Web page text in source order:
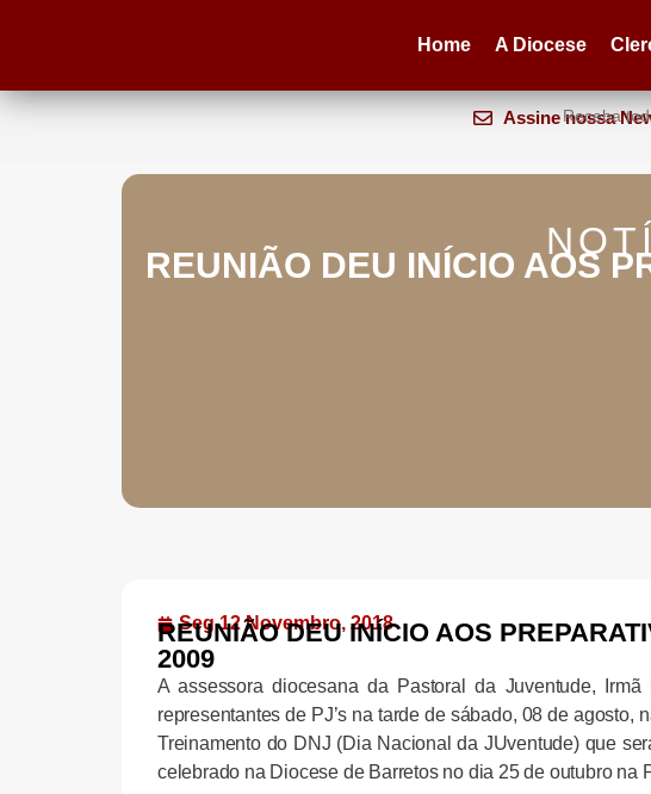
Home A Diocese
Assine nossa
Receba
REUNIÃO DEU INÍCIO AOS
Seg 12 Novembro, 2018
REUNIÃO DEU INÍCIO AOS
2009
A assessora diocesana da Pastoral da Juventude,
representantes de PJ’s na tarde de sábado, 08 de
Treinamento do DNJ (Dia Nacional da JUventude) que
celebrado na Diocese de Barretos no dia 25 de outubro na